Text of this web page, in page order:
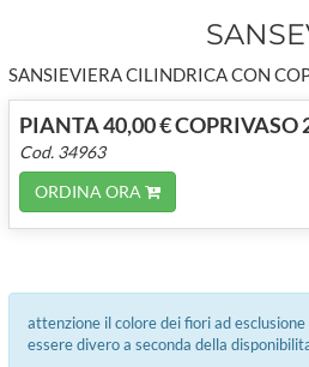
SANSIEVIERA CILINDRICA CON
PIANTA 40,00 € COPRIVASO
Cod. 34963
ORDINA ORA
attenzione il colore dei fiori ad
essere divero a seconda della